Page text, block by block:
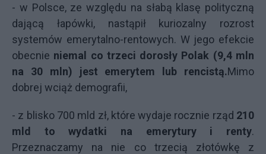
- w Polsce, ze względu na słabą klasę polityczną
dającą łapówki, nastąpił kuriozalny rozrost
systemów emerytalno-rentowych. W jego efekcie
obecnie niemal co trzeci dorosły Polak (9,4 mln
na 30 mln) jest emerytem lub rencistą.Mimo
dobrej wciąż demografii,
- z blisko 700 mld zł, które wydaje rocznie rząd 210
mld to wydatki na emerytury i renty.
Przeznaczamy na nie co trzecią złotówkę z